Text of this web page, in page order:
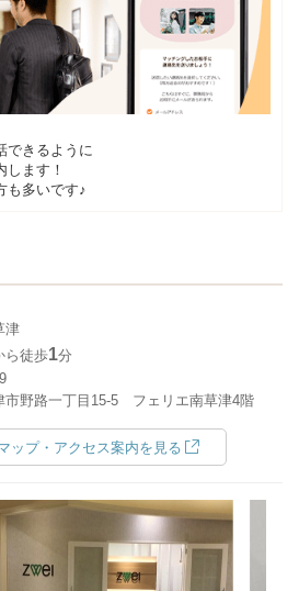
できるように
します！
も多いです♪
津
ら徒歩1分
市野路一丁目15-5 フェリエ南草津4階
ップ・アクセス案内を見る